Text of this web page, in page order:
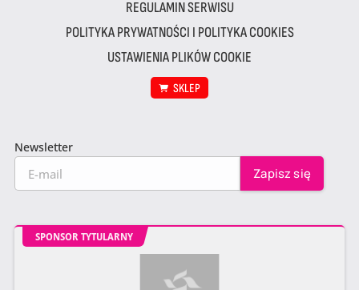
REGULAMIN SERWISU
POLITYKA PRYWATNOŚCI I POLITYKA COOKIES
USTAWIENIA PLIKÓW COOKIE
SKLEP
Newsletter
SPONSOR TYTULARNY